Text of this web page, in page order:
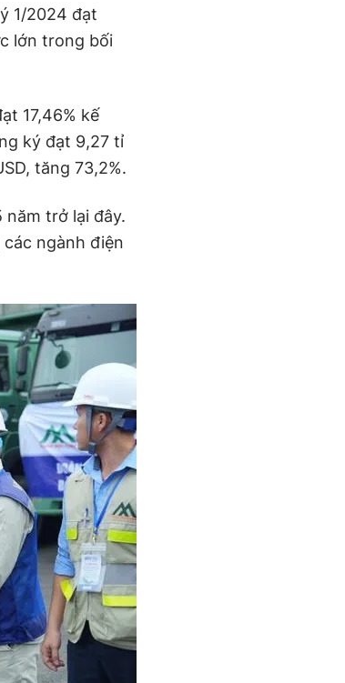
1/2024 đạt
lớn trong bối
17,46% kế
ký đạt 9,27 tỉ
tăng 73,2%.
năm trở lại đây.
ngành điện